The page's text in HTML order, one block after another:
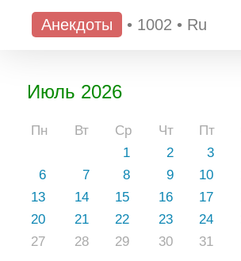
Анекдоты • 1002 • Ru
Июль 2026
Пн Вт Ср Чт Пт
1
2 3
6
7 8 9 10
13
14 15 16 17
20
21 22 23 24
27
28 29 30 31